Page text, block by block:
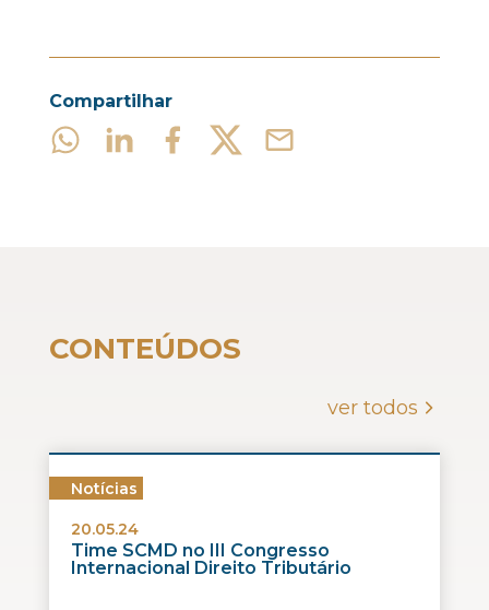
Compartilhar
CONTEÚDOS
ver todos
Notícias
20.05.24
Time SCMD no III Congresso
Internacional Direito Tributário